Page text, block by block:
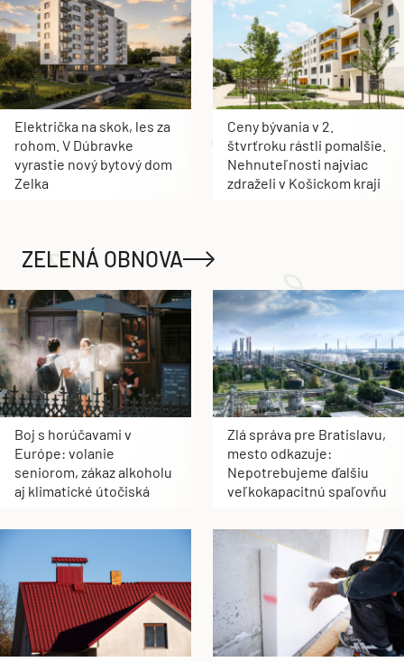
Električka na skok, les za
rohom. V Dúbravke
vyrastie nový bytový dom
Zelka
Ceny bývania v 2.
štvrťroku rástli pomalšie.
Nehnuteľnosti najviac
zdraželi v Košickom kraji
ZELENÁ OBNOVA
Boj s horúčavami v
Európe: volanie
seniorom, zákaz alkoholu
aj klimatické útočiská
Zlá správa pre Bratislavu,
mesto odkazuje:
Nepotrebujeme ďalšiu
veľkokapacitnú spaľovňu